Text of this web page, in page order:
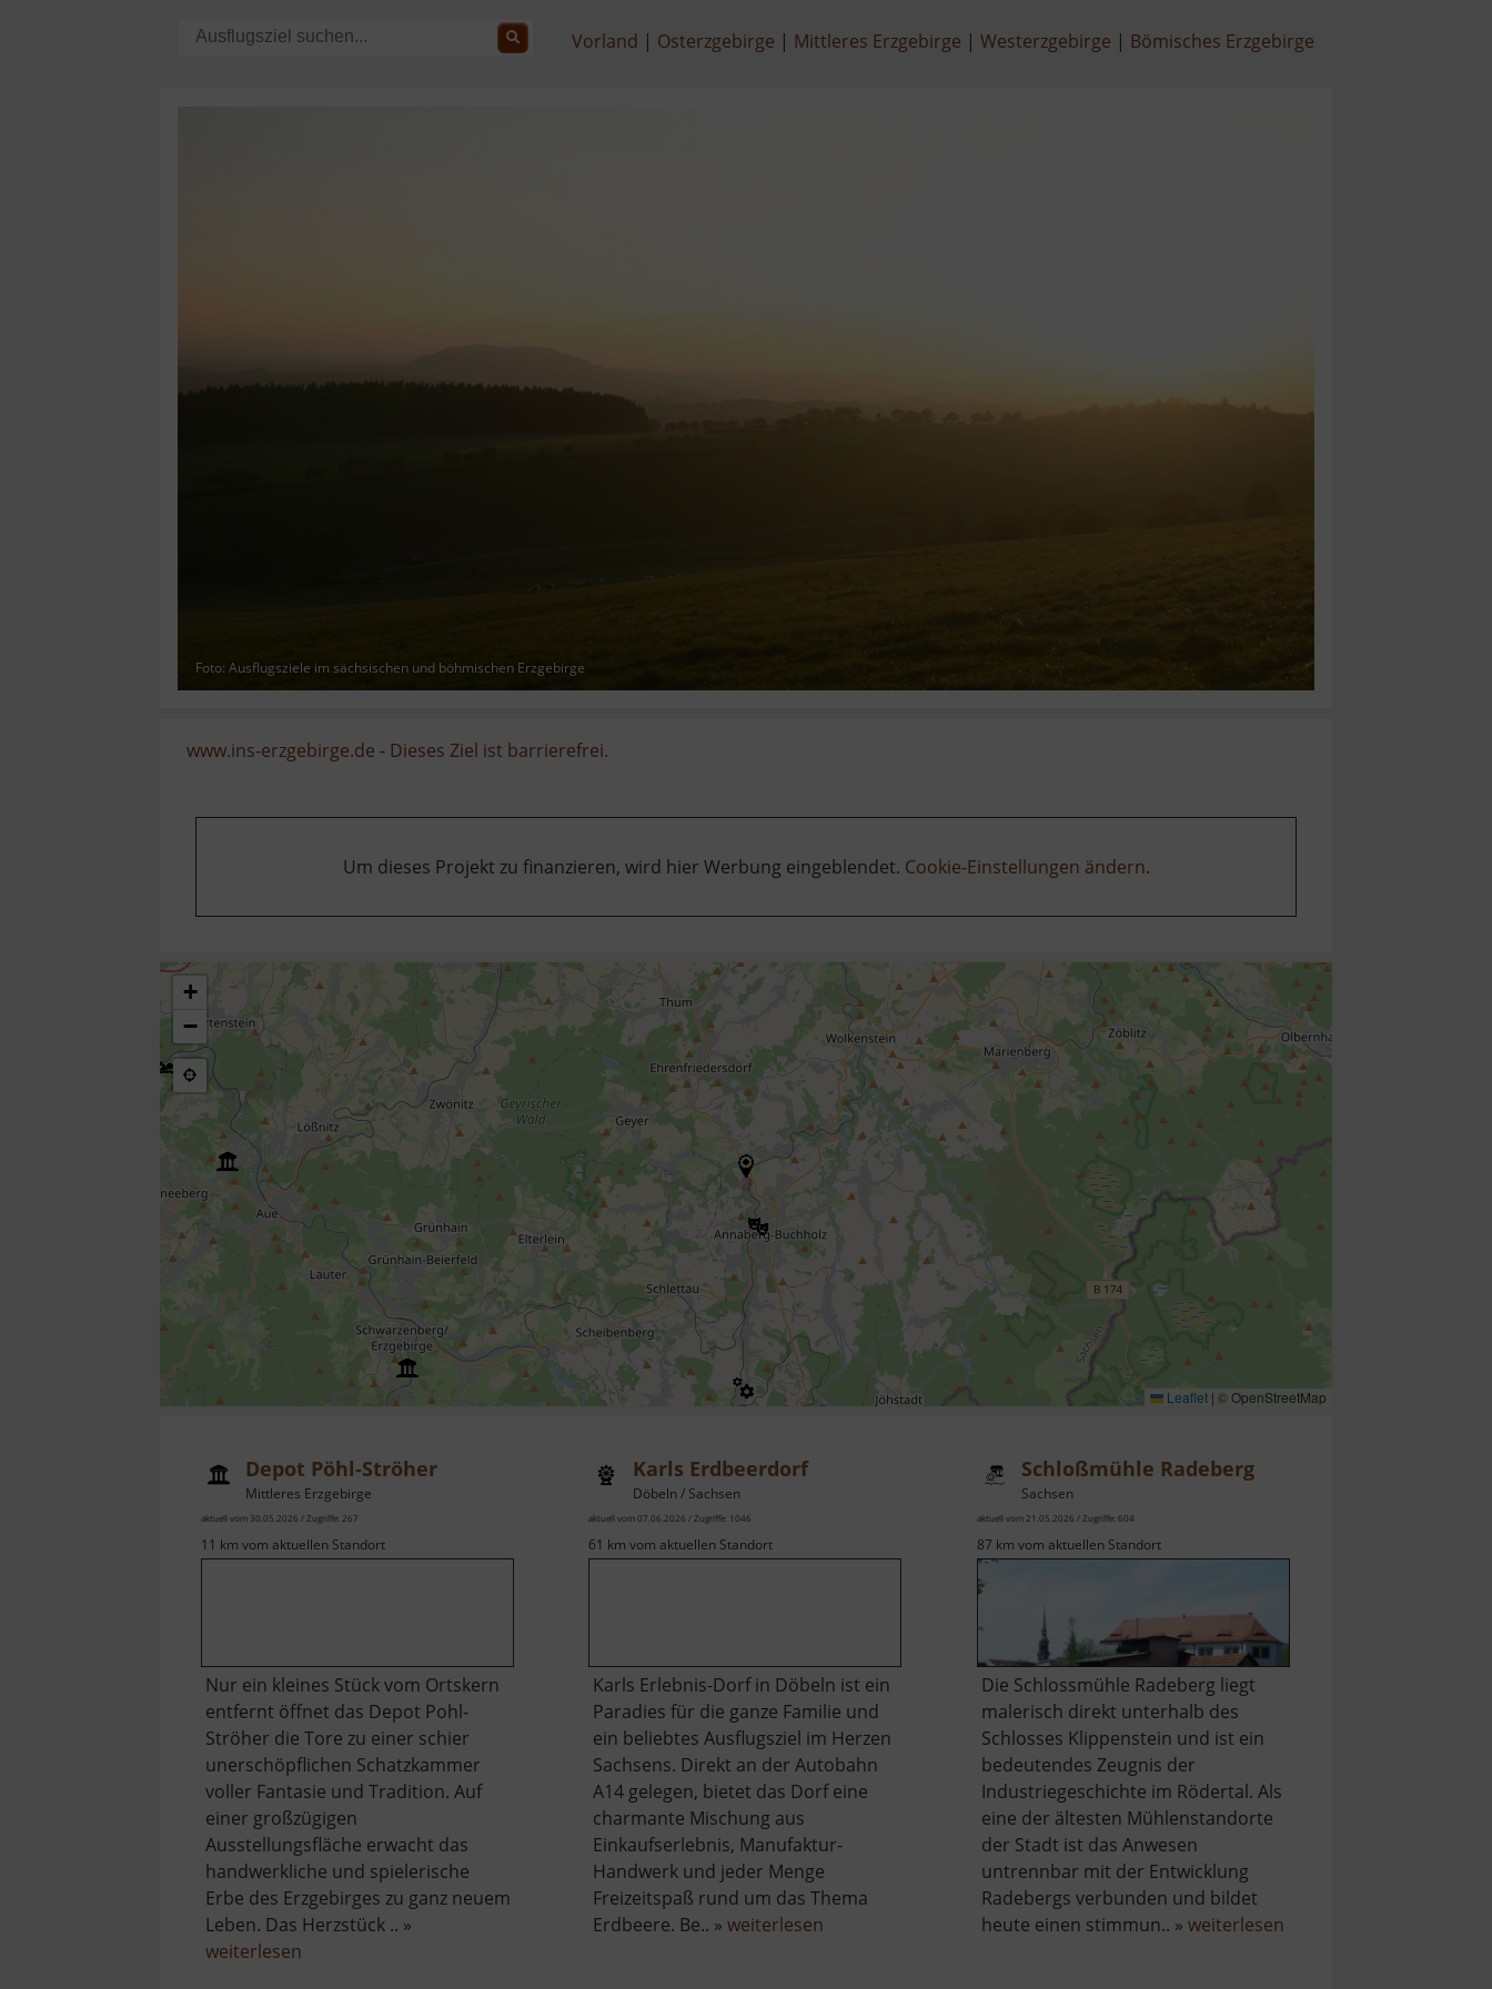
Vorland Osterzgebirge Mittleres Erzgebirge Westerzgebirge Bömisches Erzgebirge
Foto: Ausflugsziele im sächsischen und böhmischen Erzgebirge
www.ins-erzgebirge.de - Dieses Ziel ist barrierefrei.
Um dieses Projekt zu finanzieren, wird hier Werbung eingeblendet. Cookie-Einstellungen ändern.
+
−
Leaflet | © OpenStreetMap
Depot Pöhl-Ströher
Mittleres Erzgebirge
aktuell vom 30.05.2026 / Zugriffe: 267
11 km vom aktuellen Standort
Nur ein kleines Stück vom Ortskern
entfernt öffnet das Depot Pohl-
Ströher die Tore zu einer schier
unerschöpflichen Schatzkammer
voller Fantasie und Tradition. Auf
einer großzügigen
Ausstellungsfläche erwacht das
handwerkliche und spielerische
Erbe des Erzgebirges zu ganz neuem
Leben. Das Herzstück .. »
weiterlesen
Karls Erdbeerdorf
Döbeln / Sachsen
aktuell vom 07.06.2026 / Zugriffe: 1046
61 km vom aktuellen Standort
Karls Erlebnis-Dorf in Döbeln ist ein
Paradies für die ganze Familie und
ein beliebtes Ausflugsziel im Herzen
Sachsens. Direkt an der Autobahn
A14 gelegen, bietet das Dorf eine
charmante Mischung aus
Einkaufserlebnis, Manufaktur-
Handwerk und jeder Menge
Freizeitspaß rund um das Thema
Erdbeere. Be.. »weiterlesen
Schloßmühle Radeberg
Sachsen
aktuell vom 21.05.2026 / Zugriffe: 604
87 km vom aktuellen Standort
Die Schlossmühle Radeberg liegt
malerisch direkt unterhalb des
Schlosses Klippenstein und ist ein
bedeutendes Zeugnis der
Industriegeschichte im Rödertal. Als
eine der ältesten Mühlenstandorte
der Stadt ist das Anwesen
untrennbar mit der Entwicklung
Radebergs verbunden und bildet
heute einen stimmun.. » weiterlesenüber